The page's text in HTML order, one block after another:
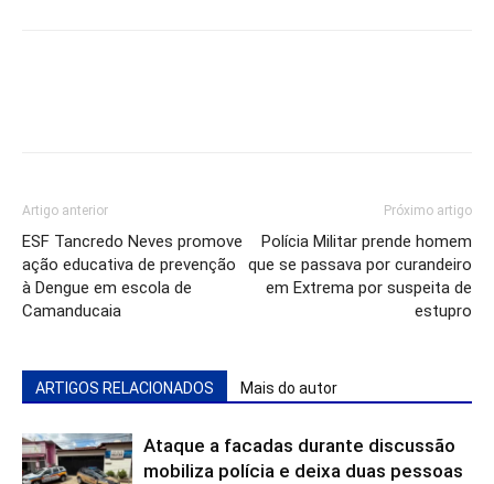
Artigo anterior
ESF Tancredo Neves promove
ação educativa de prevenção
à Dengue em escola de
Camanducaia
Próximo artigo
Polícia Militar prende homem
que se passava por curandeiro
em Extrema por suspeita de
estupro
ARTIGOS RELACIONADOS Mais do autor
Ataque a facadas durante discussão
mobiliza polícia e deixa duas pessoas